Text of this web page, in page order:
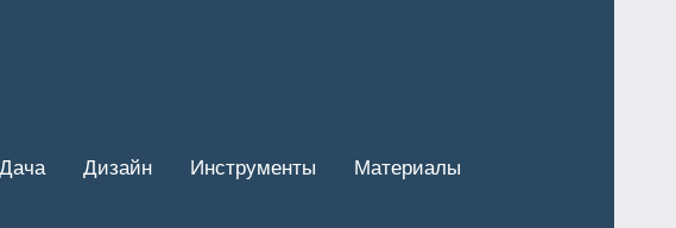
Дача Дизайн Инструменты Материалы